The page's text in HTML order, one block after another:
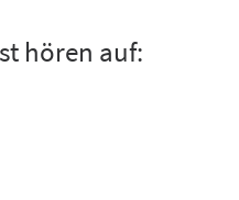
hören auf: